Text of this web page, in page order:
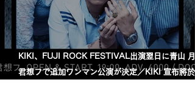
KIKI、FUJI ROCK FESTIVAL出演翌日に青山 月
君想フで追加ワンマン公演が決定／KIKI 宣布將於